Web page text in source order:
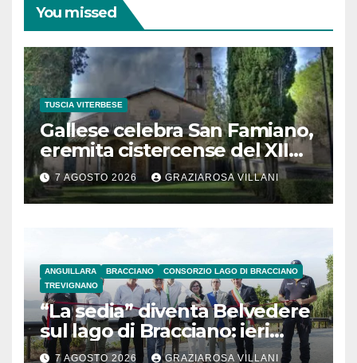
You missed
TUSCIA VITERBESE
Gallese celebra San Famiano,
eremita cistercense del XII
secolo
7 AGOSTO 2026 GRAZIAROSA VILLANI
ANGUILLARA BRACCIANO
CONSORZIO LAGO DI BRACCIANO
TREVIGNANO
“La sedia” diventa Belvedere
sul lago di Bracciano: ieri
l’inaugurazione
7 AGOSTO 2026 GRAZIAROSA VILLANI